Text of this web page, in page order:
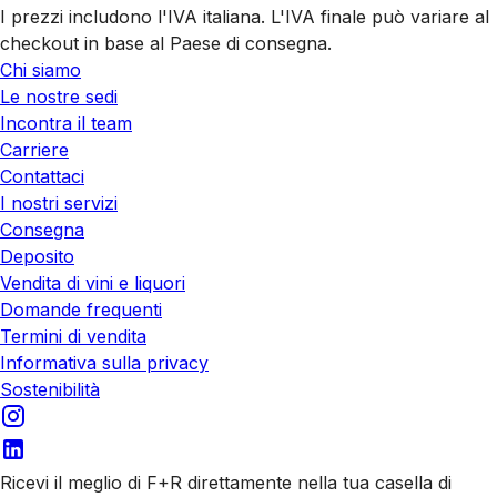
I prezzi includono l'IVA italiana. L'IVA finale può variare al
checkout in base al Paese di consegna.
Chi siamo
Le nostre sedi
Incontra il team
Carriere
Contattaci
I nostri servizi
Consegna
Deposito
Vendita di vini e liquori
Domande frequenti
Termini di vendita
Informativa sulla privacy
Sostenibilità
Ricevi il meglio di F+R direttamente nella tua casella di